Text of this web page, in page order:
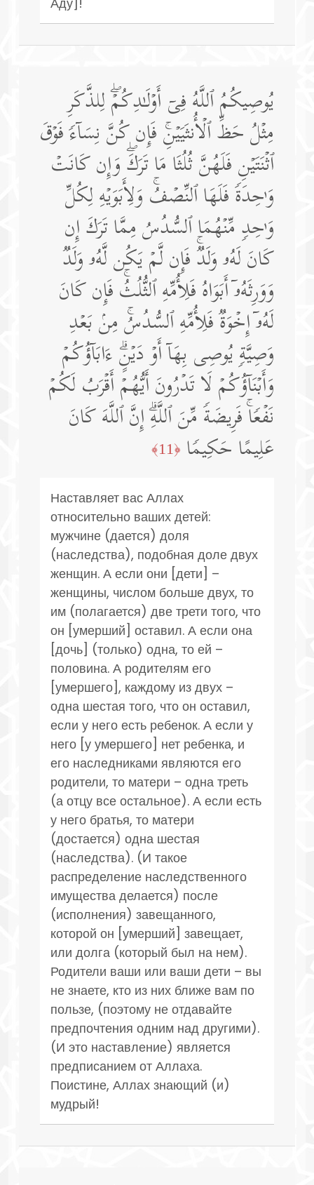
یُوصِیكُمُ ٱللَّهُ فِیۤ أَوۡلَـٰدِكُمۡۖ لِلذَّكَرِ
مِثۡلُ حَظِّ ٱلۡأُنثَیَیۡنِۚ فَإِن كُنَّ نِسَاۤءࣰ فَوۡقَ
ٱثۡنَتَیۡنِ فَلَهُنَّ ثُلُثَا مَا تَرَكَۖ وَإِن كَانَتۡ
وَ ٰ⁠حِدَةࣰ فَلَهَا ٱلنِّصۡفُۚ وَلِأَبَوَیۡهِ لِكُلِّ
وَ ٰ⁠حِدࣲ مِّنۡهُمَا ٱلسُّدُسُ مِمَّا تَرَكَ إِن
كَانَ لَهُۥ وَلَدࣱۚ فَإِن لَّمۡ یَكُن لَّهُۥ وَلَدࣱ
وَوَرِثَهُۥۤ أَبَوَاهُ فَلِأُمِّهِ ٱلثُّلُثُۚ فَإِن كَانَ
لَهُۥۤ إِخۡوَةࣱ فَلِأُمِّهِ ٱلسُّدُسُۚ مِنۢ بَعۡدِ
وَصِیَّةࣲ یُوصِی بِهَاۤ أَوۡ دَیۡنٍۗ ءَابَاۤؤُكُمۡ
وَأَبۡنَاۤؤُكُمۡ لَا تَدۡرُونَ أَیُّهُمۡ أَقۡرَبُ لَكُمۡ
نَفۡعࣰاۚ فَرِیضَةࣰ مِّنَ ٱللَّهِۗ إِنَّ ٱللَّهَ كَانَ
عَلِیمًا حَكِیمࣰا ﴿11﴾
Наставляет вас Аллах
относительно ваших детей:
мужчине (дается) доля
(наследства), подобная доле двух
женщин. А если они [дети] –
женщины, числом больше двух, то
им (полагается) две трети того, что
он [умерший] оставил. А если она
[дочь] (только) одна, то ей –
половина. А родителям его
[умершего], каждому из двух –
одна шестая того, что он оставил,
если у него есть ребенок. А если у
него [у умершего] нет ребенка, и
его наследниками являются его
родители, то матери – одна треть
(а отцу все остальное). А если есть
у него братья, то матери
(достается) одна шестая
(наследства). (И такое
распределение наследственного
имущества делается) после
(исполнения) завещанного,
которой он [умерший] завещает,
или долга (который был на нем).
Родители ваши или ваши дети – вы
не знаете, кто из них ближе вам по
пользе, (поэтому не отдавайте
предпочтения одним над другими).
(И это наставление) является
предписанием от Аллаха.
Поистине, Аллах знающий (и)
мудрый!